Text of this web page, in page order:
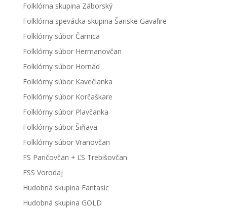
Folklórna skupina Záborský
Folklórna spevácka skupina Šariske Gavaľire
Folklórny súbor Čarnica
Folklórny súbor Hermanovčan
Folklórny súbor Hornád
Folklórny súbor Kavečianka
Folklórny súbor Korčaškare
Folklórny súbor Plavčanka
Folklórny súbor Šiňava
Folklórny súbor Vranovčan
FS Paričovčan + ĽS Trebišovčan
FSS Vorodaj
Hudobná skupina Fantasic
Hudobná skupina GOLD